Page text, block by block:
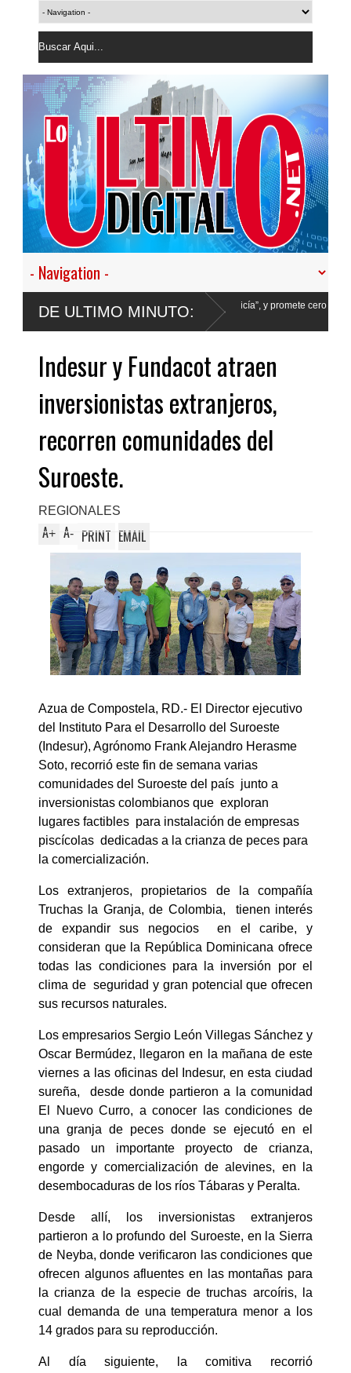
DE ULTIMO MINUTO:
en nuestro empeño de transformar la Policía”, y promete cero impunidad ante
Indesur y Fundacot atraen
inversionistas extranjeros,
recorren comunidades del
Suroeste.
REGIONALES
A+ A- PRINT EMAIL
Azua de Compostela, RD.- El Director ejecutivo
del Instituto Para el Desarrollo del Suroeste
(Indesur), Agrónomo Frank Alejandro Herasme
Soto, recorrió este fin de semana varias
comunidades del Suroeste del país junto a
inversionistas colombianos que exploran
lugares factibles para instalación de empresas
piscícolas dedicadas a la crianza de peces para
la comercialización.
Los extranjeros, propietarios de la compañía
Truchas la Granja, de Colombia, tienen interés
de expandir sus negocios en el caribe, y
consideran que la República Dominicana ofrece
todas las condiciones para la inversión por el
clima de seguridad y gran potencial que ofrecen
sus recursos naturales.
Los empresarios Sergio León Villegas Sánchez y
Oscar Bermúdez, llegaron en la mañana de este
viernes a las oficinas del Indesur, en esta ciudad
sureña, desde donde partieron a la comunidad
El Nuevo Curro, a conocer las condiciones de
una granja de peces donde se ejecutó en el
pasado un importante proyecto de crianza,
engorde y comercialización de alevines, en la
desembocaduras de los ríos Tábaras y Peralta.
Desde allí, los inversionistas extranjeros
partieron a lo profundo del Suroeste, en la Sierra
de Neyba, donde verificaron las condiciones que
ofrecen algunos afluentes en las montañas para
la crianza de la especie de truchas arcoíris, la
cual demanda de una temperatura menor a los
14 grados para su reproducción.
Al día siguiente, la comitiva recorrió